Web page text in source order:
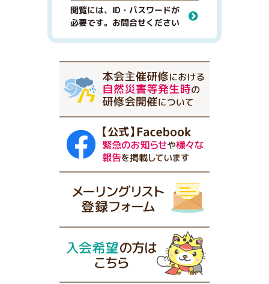
閲覧には、ID・パスワードが
必要です。お問合せください